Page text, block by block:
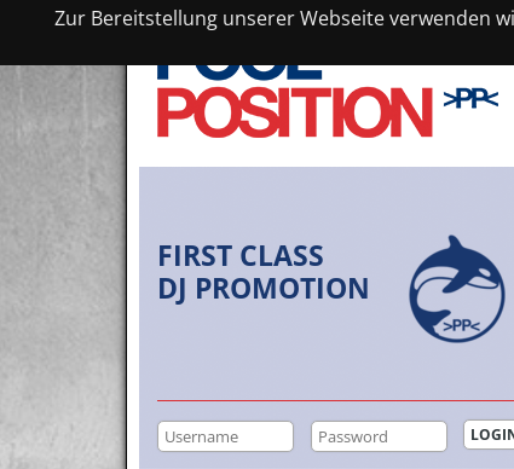
Zur Bereitstellung unserer Webseite verwenden
FIRST CLASS
DJ PROMOTION